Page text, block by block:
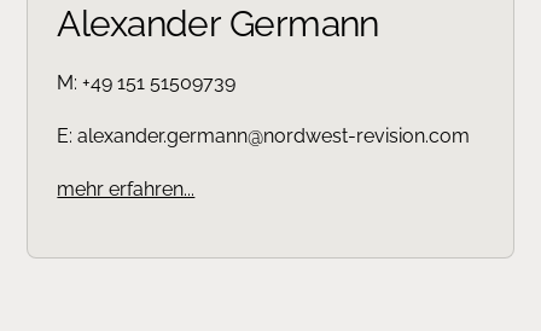
Alexander Germann
M:+49 151 51509739
E:alexander.germann@nordwest-revision.com
mehr erfahren...